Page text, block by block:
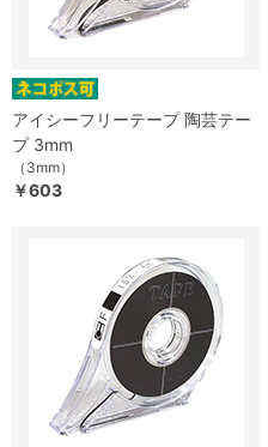
アイシーフリーテープ 陶芸テー
プ 3mm
（3mm）
￥603